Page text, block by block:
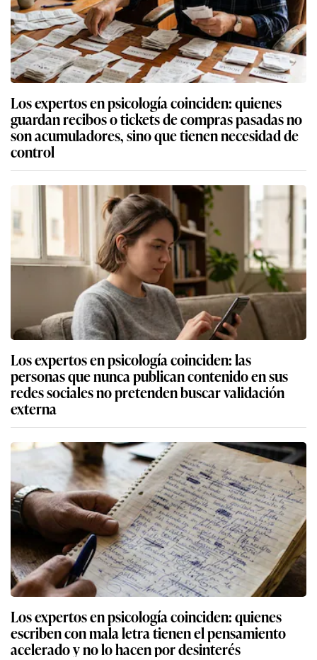
Los expertos en psicología coinciden: quienes
guardan recibos o tickets de compras pasadas no
son acumuladores, sino que tienen necesidad de
control
Los expertos en psicología coinciden: las
personas que nunca publican contenido en sus
redes sociales no pretenden buscar validación
externa
Los expertos en psicología coinciden: quienes
escriben con mala letra tienen el pensamiento
acelerado y no lo hacen por desinterés